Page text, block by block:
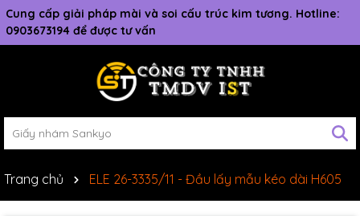
Cung cấp giải pháp mài và soi cấu trúc kim tương. Hotline:
0903673194 để được tư vấn
Trang chủ ELE 26-3335/11 - Đầu lấy mẫu kéo dài H605